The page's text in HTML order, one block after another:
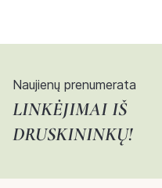
Naujienų prenumerata
LINKĖJIMAI IŠ
DRUSKININKŲ!